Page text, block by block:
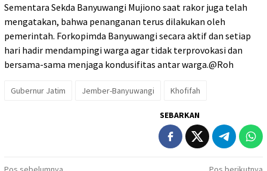
Sementara Sekda Banyuwangi Mujiono saat rakor juga telah
mengatakan, bahwa penanganan terus dilakukan oleh
pemerintah. Forkopimda Banyuwangi secara aktif dan setiap
hari hadir mendampingi warga agar tidak terprovokasi dan
bersama-sama menjaga kondusifitas antar warga.@Roh
Gubernur Jatim Jember-Banyuwangi Khofifah
SEBARKAN